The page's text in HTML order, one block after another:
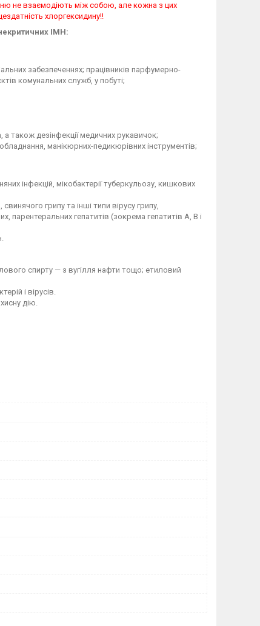
не взаємодіють між собою, але кожна з цих
хлоргексидину!!
ІМН:
забезпеченнях; працівників парфумерно-
комунальних служб, у побуті;
також дезінфекції медичних рукавичок;
манікюрних-педикюрівних інструментів;
інфекцій, мікобактерії туберкульозу, кишкових
грипу та інші типи вірусу грипу,
парентеральних гепатитів (зокрема гепатитів А, В і
спирту — з вугілля нафти тощо; етиловий
і вірусів.
дію.